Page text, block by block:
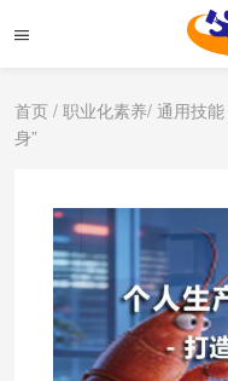
首页 / 职业化素养/ 通用技能
身”